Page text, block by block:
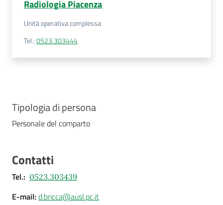
Radiologia Piacenza
Unità operativa complessa
Tel.:0523.303444
Tipologia di persona
Personale del comparto
Contatti
Tel.: 0523.303439
E-mail: d.bricca@ausl.pc.it